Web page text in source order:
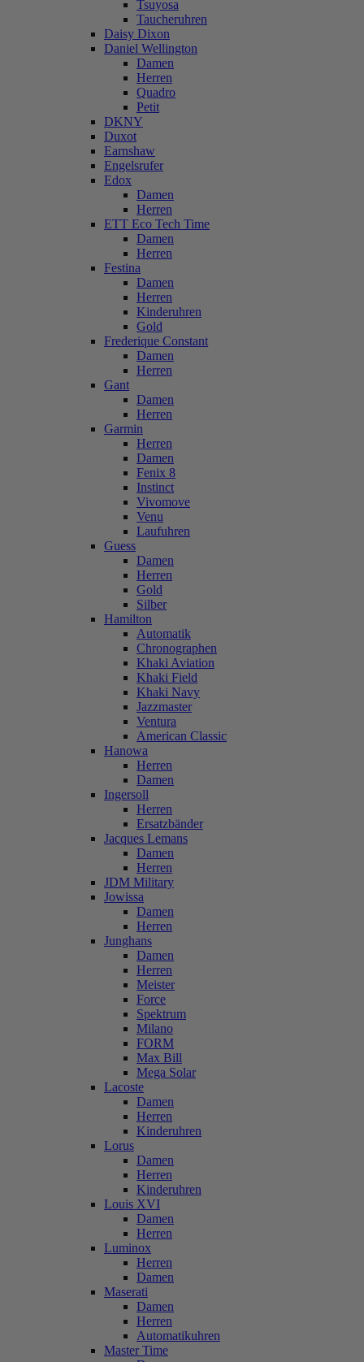
Tsuyosa
Taucheruhren
Daisy Dixon
Daniel Wellington
Damen
Herren
Quadro
Petit
DKNY
Duxot
Earnshaw
Engelsrufer
Edox
Damen
Herren
ETT Eco Tech Time
Damen
Herren
Festina
Damen
Herren
Kinderuhren
Gold
Frederique Constant
Damen
Herren
Gant
Damen
Herren
Garmin
Herren
Damen
Fenix 8
Instinct
Vivomove
Venu
Laufuhren
Guess
Damen
Herren
Gold
Silber
Hamilton
Automatik
Chronographen
Khaki Aviation
Khaki Field
Khaki Navy
Jazzmaster
Ventura
American Classic
Hanowa
Herren
Damen
Ingersoll
Herren
Ersatzbänder
Jacques Lemans
Damen
Herren
JDM Military
Jowissa
Damen
Herren
Junghans
Damen
Herren
Meister
Force
Spektrum
Milano
FORM
Max Bill
Mega Solar
Lacoste
Damen
Herren
Kinderuhren
Lorus
Damen
Herren
Kinderuhren
Louis XVI
Damen
Herren
Luminox
Herren
Damen
Maserati
Damen
Herren
Automatikuhren
Master Time